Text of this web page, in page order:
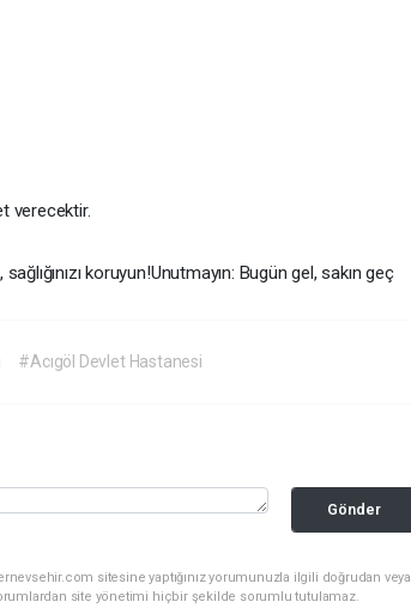
verecektir.
koruyun!Unutmayın: Bugün gel, sakın geç
#Acıgöl Devlet Hastanesi
Gönder
sitesine yaptığınız yorumunuzla ilgili doğrudan veya
site yönetimi hiçbir şekilde sorumlu tutulamaz.